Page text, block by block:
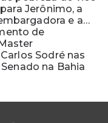
Jerônimo, a
e a
de
Sodré nas
na Bahia